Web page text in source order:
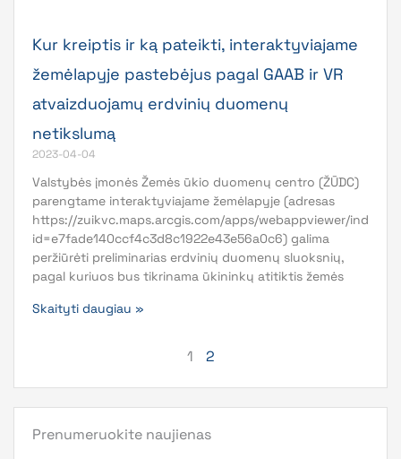
Kur kreiptis ir ką pateikti, interaktyviajame
žemėlapyje pastebėjus pagal GAAB ir VR
atvaizduojamų erdvinių duomenų
netikslumą
2023-04-04
Valstybės įmonės Žemės ūkio duomenų centro (ŽŪDC)
parengtame interaktyviajame žemėlapyje (adresas
https://zuikvc.maps.arcgis.com/apps/webappviewer/
id=e7fade140ccf4c3d8c1922e43e56a0c6) galima
peržiūrėti preliminarias erdvinių duomenų sluoksnių,
pagal kuriuos bus tikrinama ūkininkų atitiktis žemės
Skaityti daugiau »
1 2
Prenumeruokite naujienas